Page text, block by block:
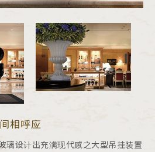
相呼应
璃设计出充满现代感之大型吊挂装置